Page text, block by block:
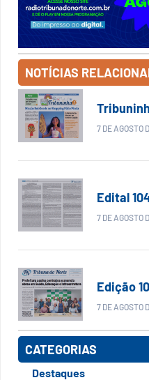
NOTÍCIAS
7 DE AGOSTO
Edital
7 DE AGOSTO
Edição
7 DE AGOSTO
CATEGORIAS
Destaques